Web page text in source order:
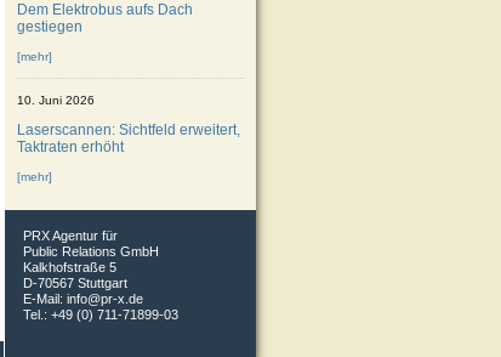
Dem Elektrobus aufs Dach
gestiegen
[mehr]
10. Juni 2026
Laserscannen: Sichtfeld erweitert,
Taktraten erhöht
[mehr]
PRX Agentur für
Public Relations GmbH
Kalkhofstraße 5
D-70567 Stuttgart
E-Mail: info@pr-x.de
Tel.: +49 (0) 711-71899-03